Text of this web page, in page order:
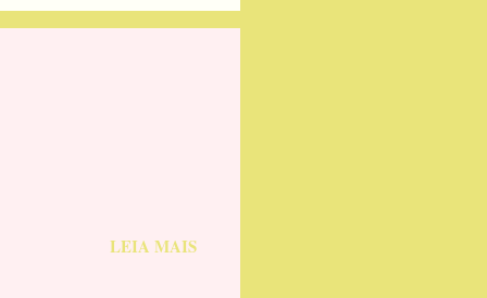
LEIA MAIS